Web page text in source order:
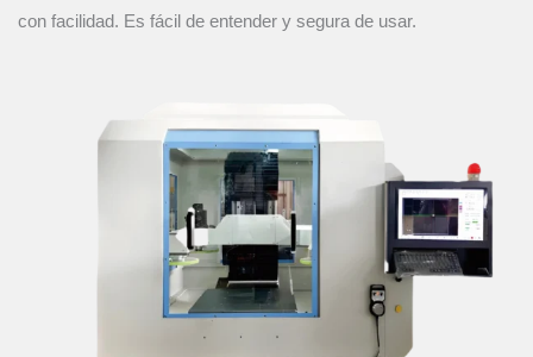
con facilidad. Es fácil de entender y segura de usar.